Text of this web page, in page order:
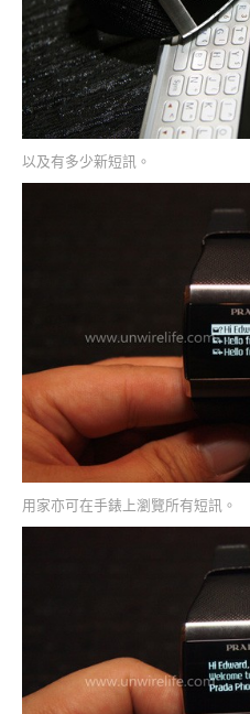
以及有多少新短訊。
用家亦可在手錶上瀏覽所有短訊。